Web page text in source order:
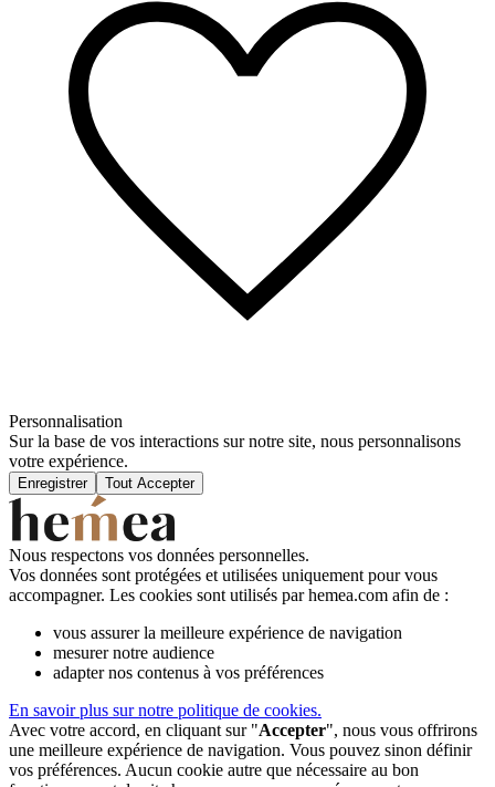
Personnalisation
Sur la base de vos interactions sur notre site, nous personnalisons
votre expérience.
Enregistrer Tout Accepter
Nous respectons vos données personnelles.
Vos données sont protégées et utilisées uniquement pour vous
accompagner. Les cookies sont utilisés par hemea.com afin de :
vous assurer la meilleure expérience de navigation
mesurer notre audience
adapter nos contenus à vos préférences
En savoir plus sur notre politique de cookies.
Avec votre accord, en cliquant sur "Accepter", nous vous offrirons
une meilleure expérience de navigation. Vous pouvez sinon définir
vos préférences. Aucun cookie autre que nécessaire au bon